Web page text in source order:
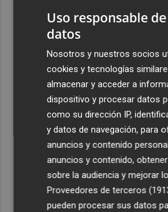
Sol y habilita cuatro puntos
para la nueva campaña de bonos
Castelló inicia la ejecución de la
el traslado de las pistas de pádel
Recibe toda la
Plaza Podcast en
Uso responsable
datos
Nosotros y nuestros socios
cookies y tecnologías
almacenar y acceder a
dispositivo y procesar datos
como su dirección IP,
y datos de navegación, para
anuncios y contenido
anuncios y contenido,
sobre la audiencia y mejorar
Proveedores de terceros
pueden procesar sus datos